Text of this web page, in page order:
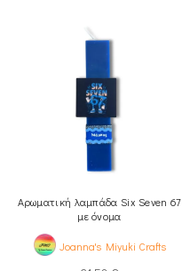
Αρωματική λαμπάδα Six Seven 67
με όνομα
Joanna's Miyuki Crafts